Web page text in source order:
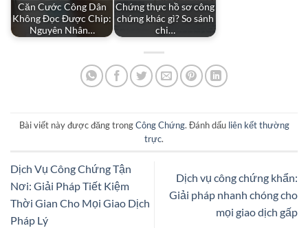
Căn Cước Công Dân
Không Đọc Được Chip:
Nguyên Nhân…
Chứng thực hồ sơ công
chứng khác gì? So sánh
chi…
Bài viết này được đăng trongCông Chứng. Đánh dấu liên kết thường
trực.
Dịch Vụ Công Chứng Tận
Nơi: Giải Pháp Tiết Kiệm
Thời Gian Cho Mọi Giao Dịch
Pháp Lý
Dịch vụ công chứng khẩn:
Giải pháp nhanh chóng cho
mọi giao dịch gấp